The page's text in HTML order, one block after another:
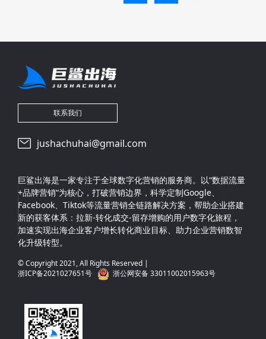
联系我们
jushachuhai@gmail.com
巨鲨出海是一家专注于全球数字化营销的服务商。以“数据流量
+品牌营销“为核心，打破营销边界，科学定制Google、
Facebook、Tiktok等流量营销全链路解决方案，帮助企业搭建
新的获客体系：拉新-转化成交-留存增购的用户数字化旅程，
加速实现出海企业客户增长转化商业目标、助力企业营销数智
化升级转型。
© Copyright 2021, All Rights Reserved |
浙ICP备2021027651号
浙公网安备 33011002015963号